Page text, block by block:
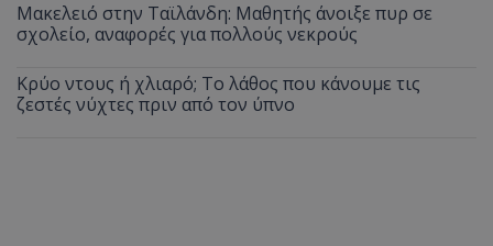
Μακελειό στην Ταϊλάνδη: Μαθητής άνοιξε πυρ σε
σχολείο, αναφορές για πολλούς νεκρούς
Κρύο ντους ή χλιαρό; Το λάθος που κάνουμε τις
ζεστές νύχτες πριν από τον ύπνο